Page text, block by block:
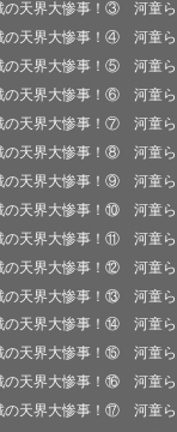
天界大惨事！③ 河童ら
天界大惨事！④ 河童ら
天界大惨事！⑤ 河童ら
天界大惨事！⑥ 河童ら
天界大惨事！⑦ 河童ら
天界大惨事！⑧ 河童ら
天界大惨事！⑨ 河童ら
天界大惨事！⑩ 河童ら
天界大惨事！⑪ 河童ら
天界大惨事！⑫ 河童ら
天界大惨事！⑬ 河童ら
天界大惨事！⑭ 河童ら
天界大惨事！⑮ 河童ら
天界大惨事！⑯ 河童ら
天界大惨事！⑰ 河童ら